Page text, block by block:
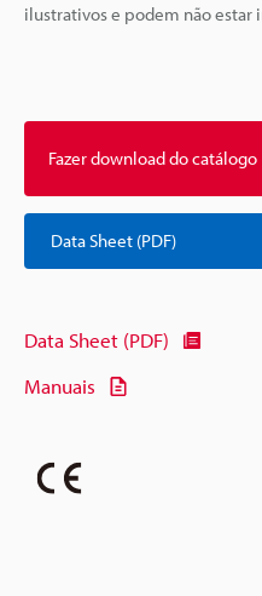
ilustrativos e podem não
Fazer download do catálogo
Data Sheet (PDF)
Data Sheet (PDF)
Manuais